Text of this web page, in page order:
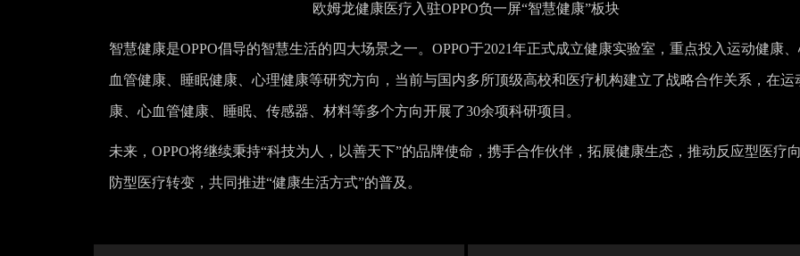
欧姆龙健康医疗入驻OPPO负一屏“智慧健康”板块
智慧健康是OPPO倡导的智慧生活的四大场景之一。OPPO于2021年正式成立健康实验室，重点投入运动健康
血管健康、睡眠健康、心理健康等研究方向，当前与国内多所顶级高校和医疗机构建立了战略合作关系，在运
康、心血管健康、睡眠、传感器、材料等多个方向开展了30余项科研项目。
未来，OPPO将继续秉持“科技为人，以善天下”的品牌使命，携手合作伙伴，拓展健康生态，推动反应型医疗
防型医疗转变，共同推进“健康生活方式”的普及。